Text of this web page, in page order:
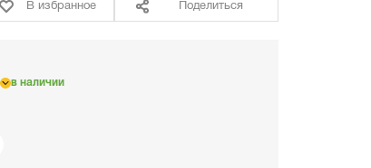
В избранное Поделиться
в наличии